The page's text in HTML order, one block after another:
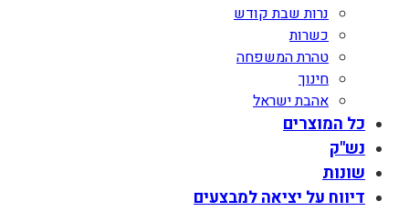
נרות שבת קודש
כשרות
טהרת המשפחה
חינוך
אהבת ישראל
כל המוצרים
נש"ק
שונות
דיווח על יציאה למבצעים